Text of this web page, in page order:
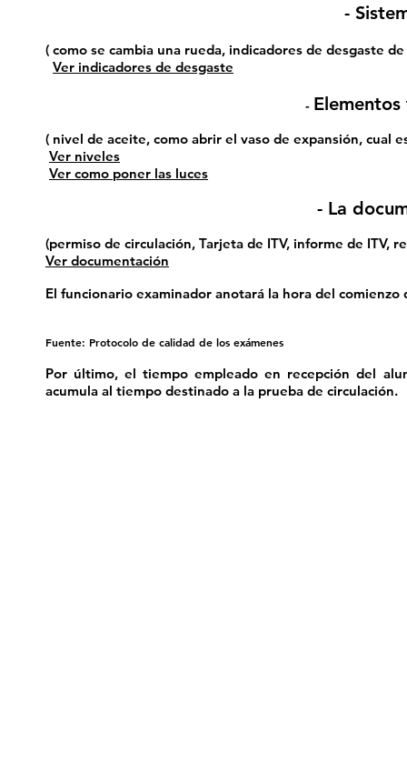
-
( como se cambia una rueda, indicadores de desgaste
Ver indicadores de desgaste
-
( nivel de aceite, como abrir el vaso de expansión, cual
Ver niveles
Ver como poner las luces
- La
(permiso de circulación, Tarjeta de ITV, informe de ITV,
Ver documentación
El funcionario examinador anotará la hora del
Fuente: Protocolo de calidad de los exámenes
Por último, el tiempo empleado en recepción del
acumula al tiempo destinado a la prueba de circulación.